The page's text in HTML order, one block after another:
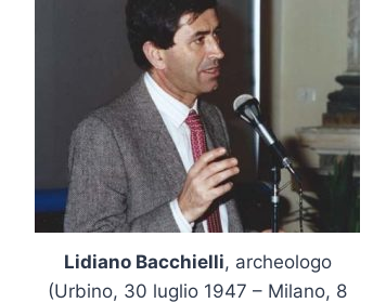
Lidiano Bacchielli, archeologo
(Urbino, 30 luglio 1947 – Milano, 8